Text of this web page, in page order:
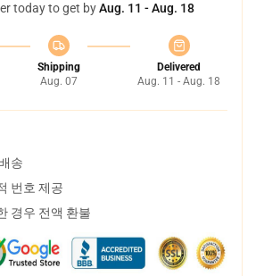
today to get byAug. 11 - Aug. 18
Shipping
Aug. 07
Delivered
Aug. 11 - Aug. 18
송
번호 제공
경우 전액 환불